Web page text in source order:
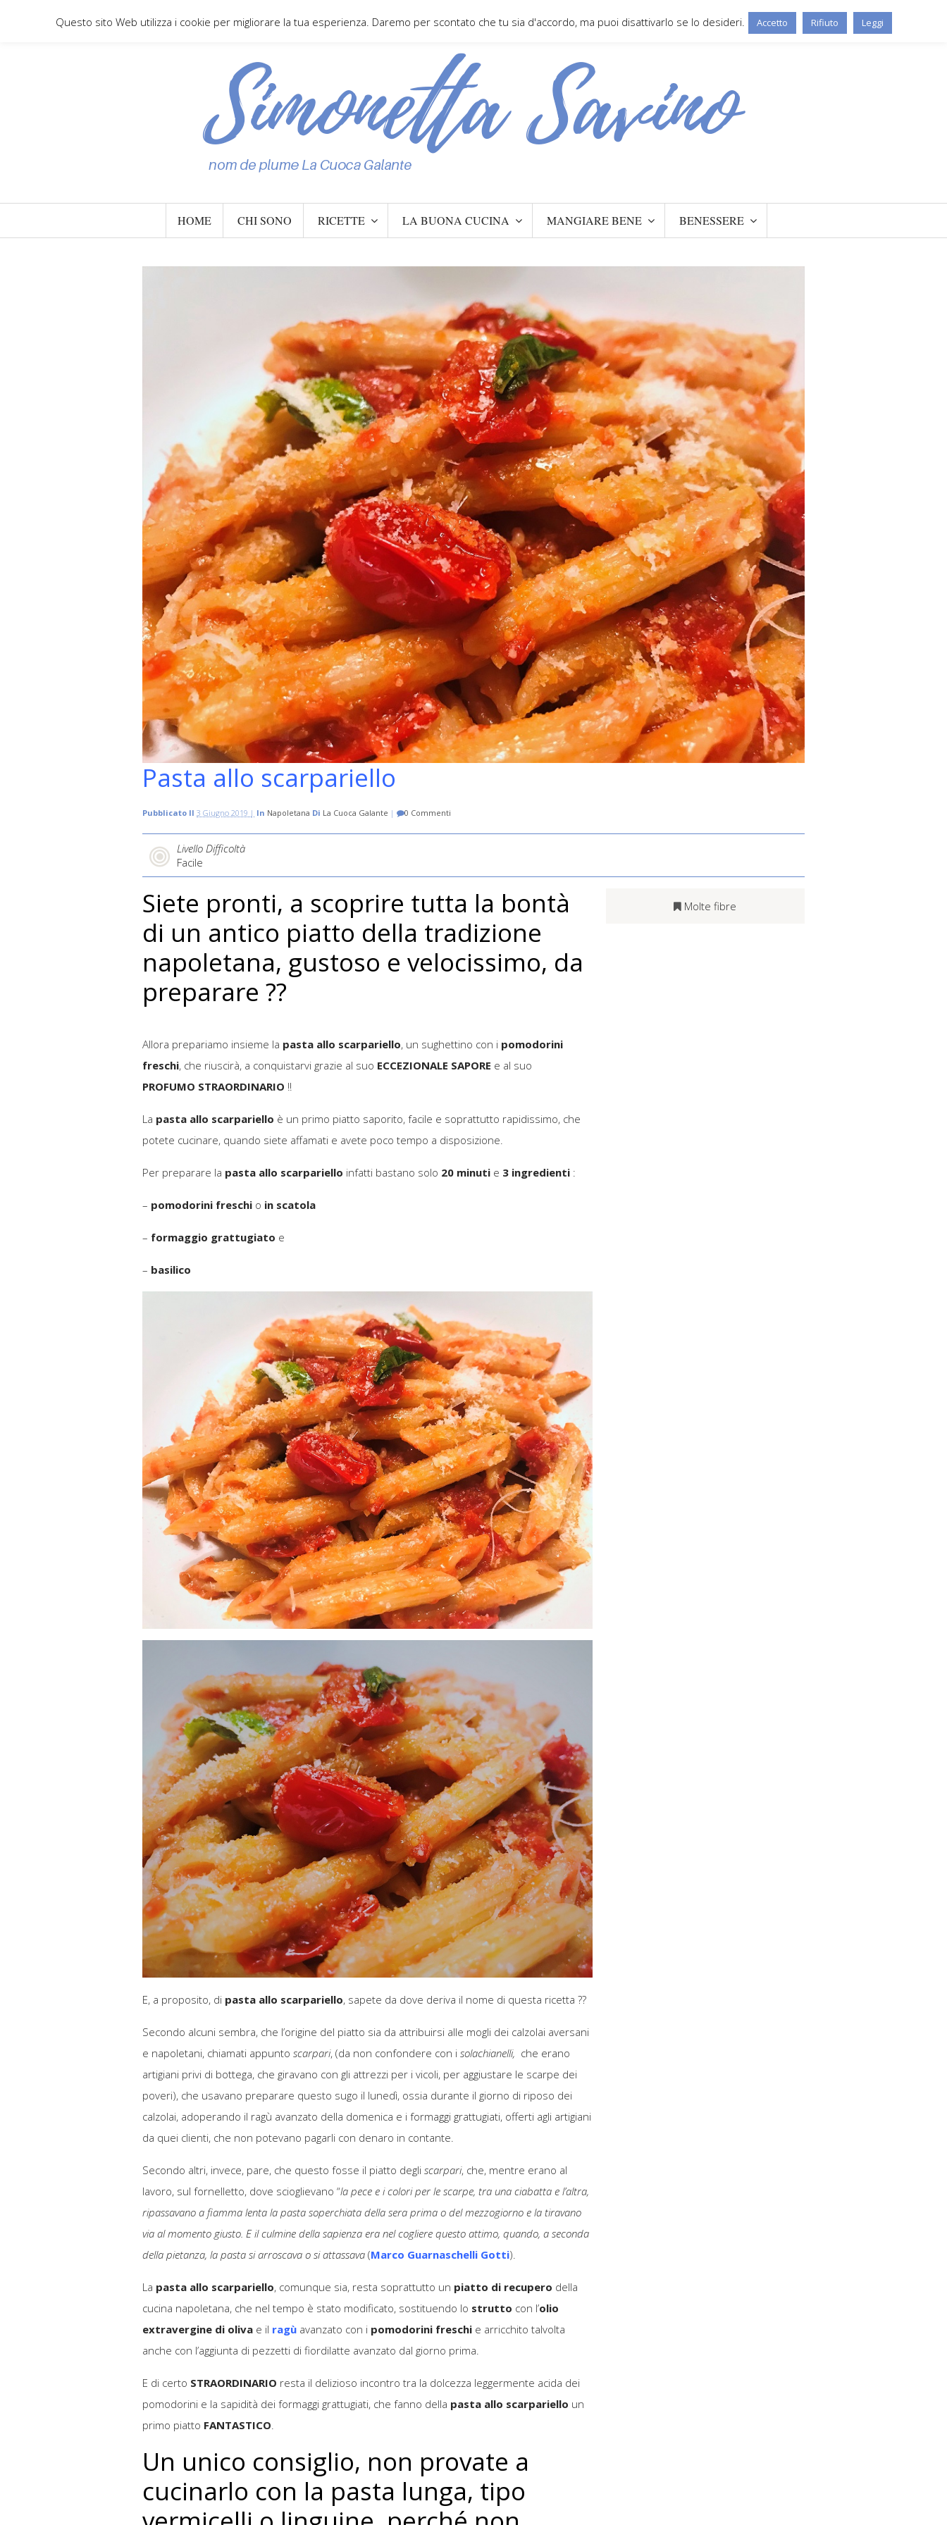
HOME CHI SONO RICETTE LA BUONA CUCINA MANGIARE BENE BENESSERE
Pasta allo scarpariello
Pubblicato Il 3 Giugno 2019 | In Napoletana Di La Cuoca Galante | 0 Commenti
Livello Difficoltà
Facile
Siete pronti, a scoprire tutta la bontà
di un antico piatto della tradizione
napoletana, gustoso e velocissimo, da
preparare ??
Allora prepariamo insieme la pasta allo scarpariello, un sughettino con i pomodorini
freschi, che riuscirà, a conquistarvi grazie al suo ECCEZIONALE SAPORE e al suo
PROFUMO STRAORDINARIO !!
La pasta allo scarpariello è un primo piatto saporito, facile e soprattutto rapidissimo, che
potete cucinare, quando siete affamati e avete poco tempo a disposizione.
Per preparare la pasta allo scarpariello infatti bastano solo 20 minuti e 3 ingredienti :
– pomodorini freschi o in scatola
– formaggio grattugiato e
– basilico
E, a proposito, di pasta allo scarpariello, sapete da dove deriva il nome di questa ricetta ??
Secondo alcuni sembra, che l’origine del piatto sia da attribuirsi alle mogli dei calzolai aversani
e napoletani, chiamati appunto scarpari, (da non confondere con i solachianelli, che erano
artigiani privi di bottega, che giravano con gli attrezzi per i vicoli, per aggiustare le scarpe dei
poveri), che usavano preparare questo sugo il lunedì, ossia durante il giorno di riposo dei
calzolai, adoperando il ragù avanzato della domenica e i formaggi grattugiati, offerti agli artigiani
da quei clienti, che non potevano pagarli con denaro in contante.
Secondo altri, invece, pare, che questo fosse il piatto degli scarpari, che, mentre erano al
lavoro, sul fornelletto, dove scioglievano “la pece e i colori per le scarpe, tra una ciabatta e l’altra,
ripassavano a fiamma lenta la pasta soperchiata della sera prima o del mezzogiorno e la tiravano
via al momento giusto. E il culmine della sapienza era nel cogliere questo attimo, quando, a seconda
della pietanza, la pasta si arroscava o si attassava (Marco Guarnaschelli Gotti).
La pasta allo scarpariello, comunque sia, resta soprattutto un piatto di recupero della
cucina napoletana, che nel tempo è stato modificato, sostituendo lo strutto con l’olio
extravergine di oliva e il ragù avanzato con i pomodorini freschi e arricchito talvolta
anche con l’aggiunta di pezzetti di fiordilatte avanzato dal giorno prima.
E di certo STRAORDINARIO resta il delizioso incontro tra la dolcezza leggermente acida dei
pomodorini e la sapidità dei formaggi grattugiati, che fanno della pasta allo scarpariello un
primo piatto FANTASTICO.
Un unico consiglio, non provate a
cucinarlo con la pasta lunga, tipo
Molte fibre
Questo sito Web utilizza i cookie per migliorare la tua esperienza. Daremo per scontato che tu sia d'accordo, ma puoi disattivarlo se lo desideri. Accetto Rifiuto Leggi